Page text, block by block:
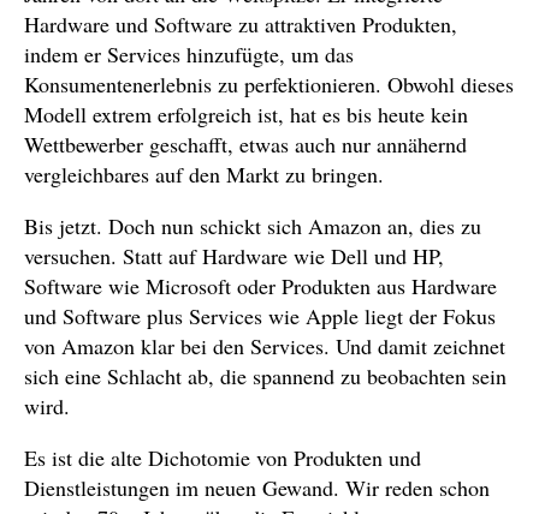
Hardware und Software zu attraktiven Produkten,
indem er Services hinzufügte, um das
Konsumentenerlebnis zu perfektionieren. Obwohl dieses
Modell extrem erfolgreich ist, hat es bis heute kein
Wettbewerber geschafft, etwas auch nur annähernd
vergleichbares auf den Markt zu bringen.
Bis jetzt. Doch nun schickt sich Amazon an, dies zu
versuchen. Statt auf Hardware wie Dell und HP,
Software wie Microsoft oder Produkten aus Hardware
und Software plus Services wie Apple liegt der Fokus
von Amazon klar bei den Services. Und damit zeichnet
sich eine Schlacht ab, die spannend zu beobachten sein
wird.
Es ist die alte Dichotomie von Produkten und
Dienstleistungen im neuen Gewand. Wir reden schon